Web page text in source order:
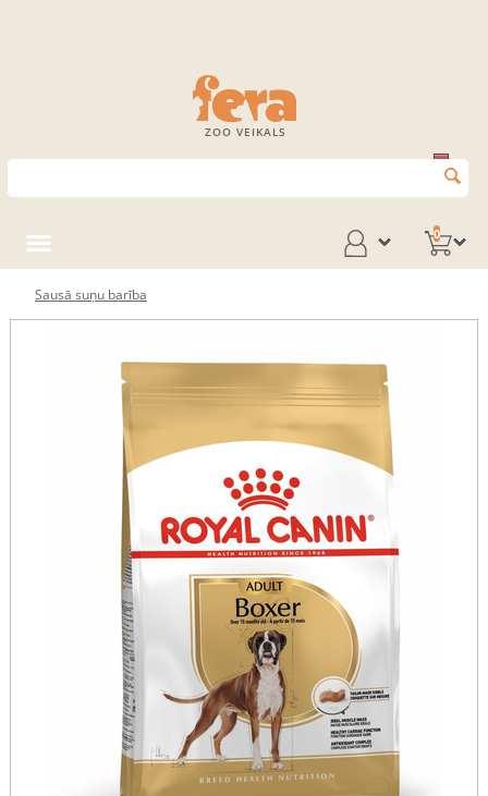
ZOO VEIKALS
0
Sausā suņu barība